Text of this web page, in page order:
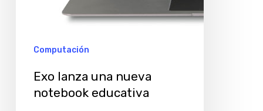
Computación
Exo lanza una nueva
notebook educativa